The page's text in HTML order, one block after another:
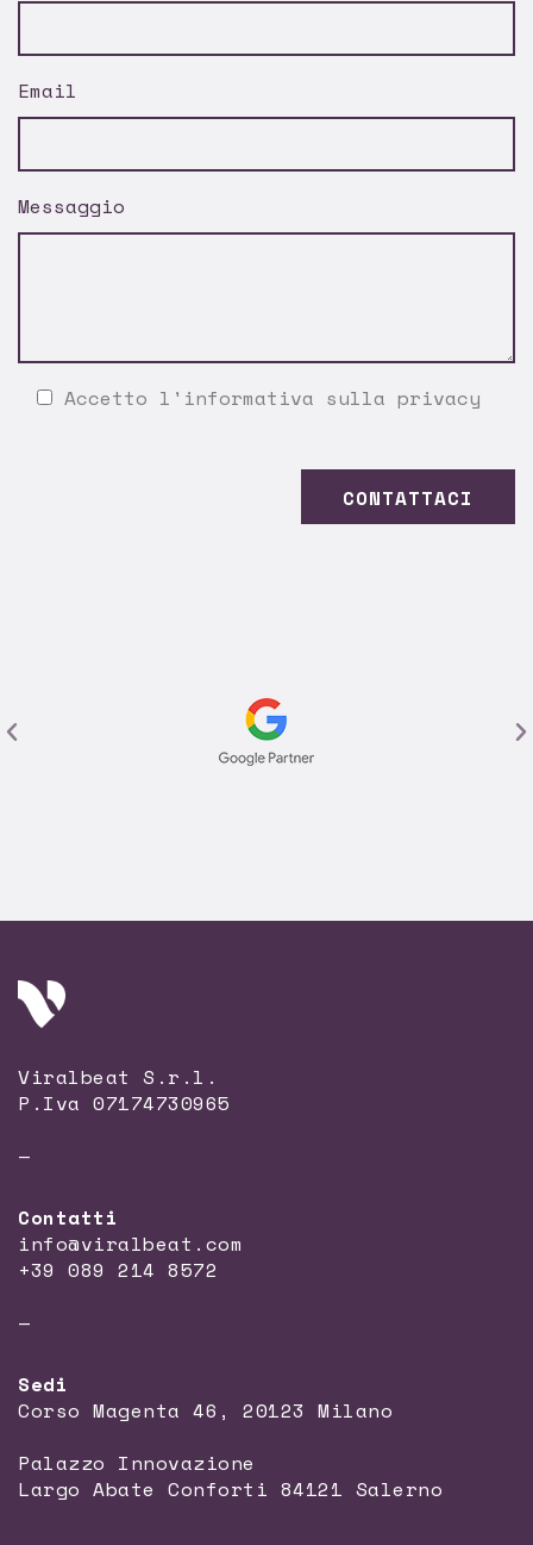
Email
Messaggio
Accetto l' informativa sulla privacy
Viralbeat S.r.l.
P.Iva 07174730965
—
Contatti
info@viralbeat.com
+39 089 214 8572
—
Sedi
Corso Magenta 46, 20123 Milano
Palazzo Innovazione
Largo Abate Conforti 84121 Salerno